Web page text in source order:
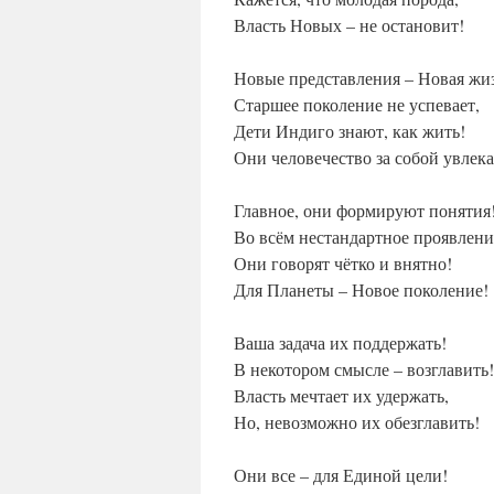
Власть Новых – не остановит!
Новые представления – Новая
Старшее поколение не успевает,
Дети Индиго знают, как жить!
Они человечество за собой
Главное, они формируют понятия!
Во всём нестандартное
Они говорят чётко и внятно!
Для Планеты – Новое поколение!
Ваша задача их поддержать!
В некотором смысле – возглавить!
Власть мечтает их удержать,
Но, невозможно их обезглавить!
Они все – для Единой цели!